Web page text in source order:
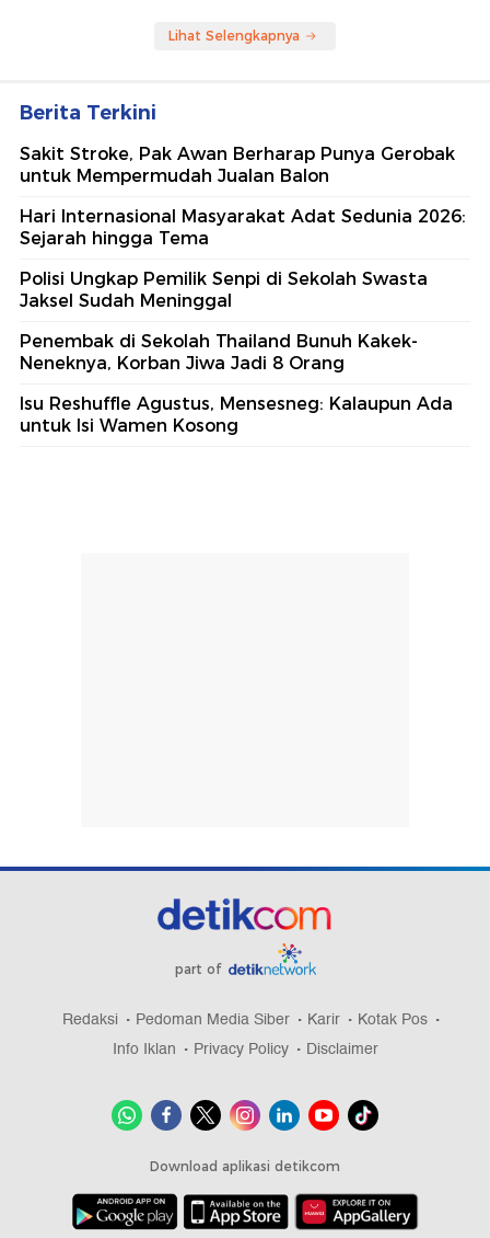
Lihat Selengkapnya
Berita Terkini
Sakit Stroke, Pak Awan Berharap Punya Gerobak
untuk Mempermudah Jualan Balon
Hari Internasional Masyarakat Adat Sedunia 2026:
Sejarah hingga Tema
Polisi Ungkap Pemilik Senpi di Sekolah Swasta
Jaksel Sudah Meninggal
Penembak di Sekolah Thailand Bunuh Kakek-
Neneknya, Korban Jiwa Jadi 8 Orang
Isu Reshuffle Agustus, Mensesneg: Kalaupun Ada
untuk Isi Wamen Kosong
part of
Redaksi Pedoman Media Siber Karir
Kotak Pos
Info Iklan
Privacy Policy Disclaimer
Download aplikasi detikcom